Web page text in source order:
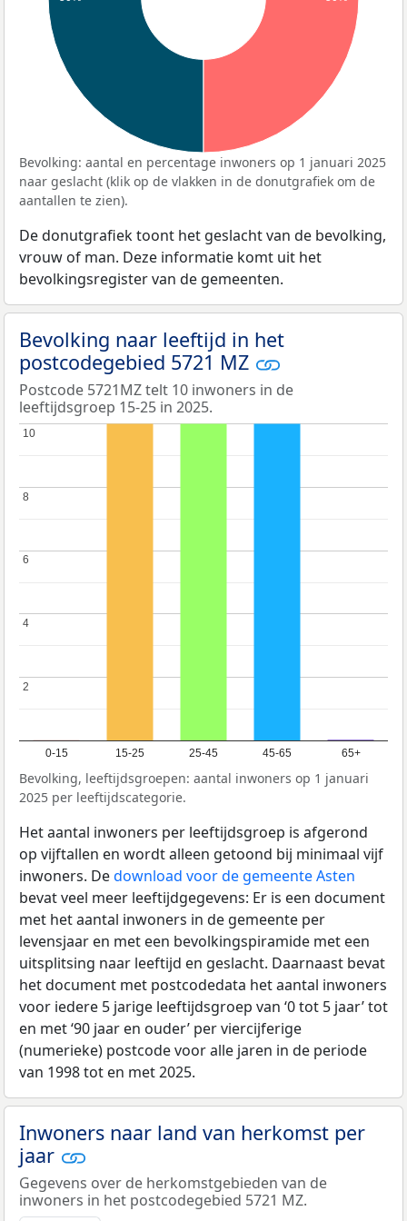
Bevolking: aantal en percentage inwoners op 1 januari 2025
naar geslacht (klik op de vlakken in de donutgrafiek om de
aantallen te zien).
De donutgrafiek toont het geslacht van de bevolking,
vrouw of man. Deze informatie komt uit het
bevolkingsregister van de gemeenten.
Bevolking naar leeftijd in het
postcodegebied 5721 MZ
Postcode 5721MZ telt 10 inwoners in de
leeftijdsgroep 15-25 in 2025.
0-15 15-25 25-45 45-65 65+
2
2
4
4
6
6
8
8
10
10
Bevolking, leeftijdsgroepen: aantal inwoners op 1 januari
2025 per leeftijdscategorie.
Het aantal inwoners per leeftijdsgroep is afgerond
op vijftallen en wordt alleen getoond bij minimaal vijf
inwoners. Dedownload voor de gemeente Asten
bevat veel meer leeftijdgegevens: Er is een document
met het aantal inwoners in de gemeente per
levensjaar en met een bevolkingspiramide met een
uitsplitsing naar leeftijd en geslacht. Daarnaast bevat
het document met postcodedata het aantal inwoners
voor iedere 5 jarige leeftijdsgroep van ‘0 tot 5 jaar’ tot
en met ‘90 jaar en ouder’ per viercijferige
(numerieke) postcode voor alle jaren in de periode
van 1998 tot en met 2025.
Inwoners naar land van herkomst per
jaar
Gegevens over de herkomstgebieden van de
inwoners in het postcodegebied 5721 MZ.